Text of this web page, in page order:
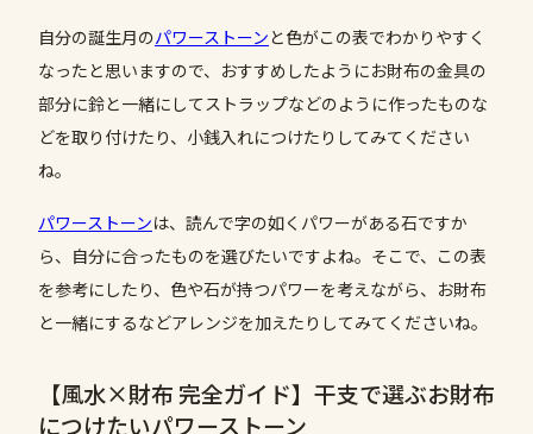
自分の誕生月のパワーストーンと色がこの表でわかりやすく
なったと思いますので、おすすめしたようにお財布の金具の
部分に鈴と一緒にしてストラップなどのように作ったものな
どを取り付けたり、小銭入れにつけたりしてみてください
ね。
パワーストーンは、読んで字の如くパワーがある石ですか
ら、自分に合ったものを選びたいですよね。そこで、この表
を参考にしたり、色や石が持つパワーを考えながら、お財布
と一緒にするなどアレンジを加えたりしてみてくださいね。
【風水×財布 完全ガイド】干支で選ぶお財布
につけたいパワーストーン